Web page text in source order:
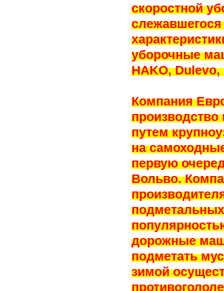
скоростной
уборочные
HAKO,
Компания
путем
на
первую
Вольво.
дорожные
подметать
зимой